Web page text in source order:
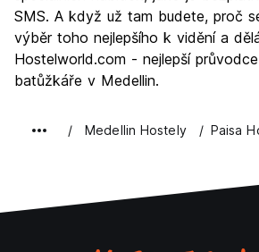
SMS. A když už tam budete, proč
výběr toho nejlepšího k vidění a
Hostelworld.com - nejlepší
batůžkáře v Medellin.
Medellin Hostely Paisa